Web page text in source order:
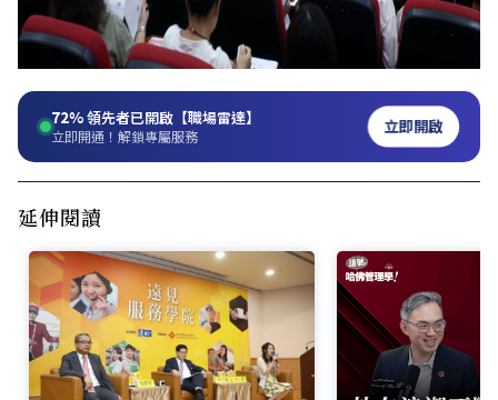
72%領先者已開啟【職場雷達】
立即開通！解鎖專屬服務 立即開啟
延伸閱讀